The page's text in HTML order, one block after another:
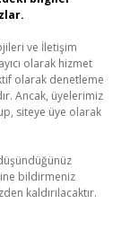
ve İletişim
olarak hizmet
olarak denetleme
Ancak, üyelerimiz
siteye üye olarak
bildirmeniz
kaldırılacaktır.